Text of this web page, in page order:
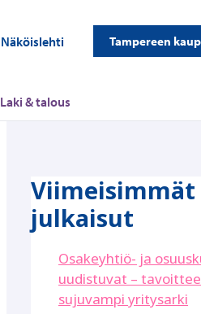
Näköislehti Tampereen
Laki & talous
Viimeisimmät
julkaisut
Osakeyhtiö- ja
uudistuvat –
sujuvampi yritysarki